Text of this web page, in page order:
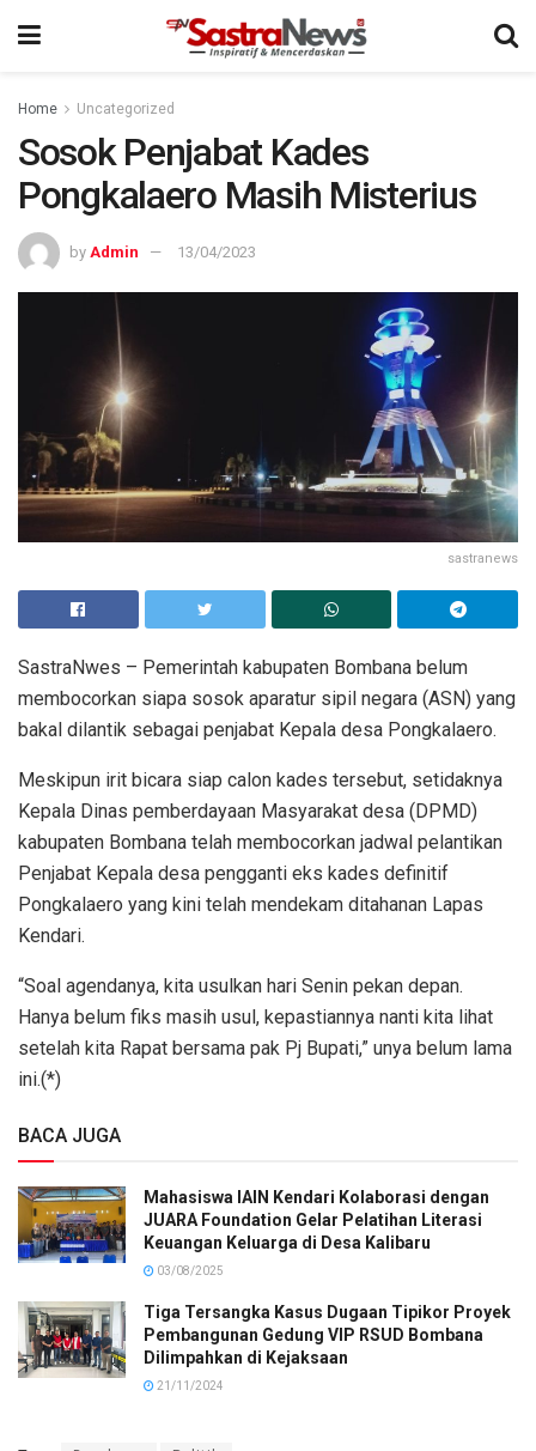
Home Uncategorized
Sosok Penjabat Kades
Pongkalaero Masih Misterius
by Admin 13/04/2023
sastranews
SastraNwes – Pemerintah kabupaten Bombana belum
membocorkan siapa sosok aparatur sipil negara (ASN) yang
bakal dilantik sebagai penjabat Kepala desa Pongkalaero.
Meskipun irit bicara siap calon kades tersebut, setidaknya
Kepala Dinas pemberdayaan Masyarakat desa (DPMD)
kabupaten Bombana telah membocorkan jadwal pelantikan
Penjabat Kepala desa pengganti eks kades definitif
Pongkalaero yang kini telah mendekam ditahanan Lapas
Kendari.
“Soal agendanya, kita usulkan hari Senin pekan depan.
Hanya belum fiks masih usul, kepastiannya nanti kita lihat
setelah kita Rapat bersama pak Pj Bupati,” unya belum lama
ini.(*)
BACA JUGA
Mahasiswa IAIN Kendari Kolaborasi dengan
JUARA Foundation Gelar Pelatihan Literasi
Keuangan Keluarga di Desa Kalibaru
03/08/2025
Tiga Tersangka Kasus Dugaan Tipikor Proyek
Pembangunan Gedung VIP RSUD Bombana
Dilimpahkan di Kejaksaan
21/11/2024